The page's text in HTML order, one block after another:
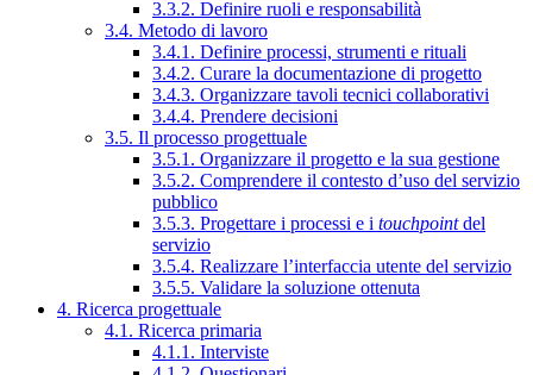
3.3.2. Definire ruoli e responsabilità
3.4. Metodo di lavoro
3.4.1. Definire processi, strumenti e rituali
3.4.2. Curare la documentazione di progetto
3.4.3. Organizzare tavoli tecnici collaborativi
3.4.4. Prendere decisioni
3.5. Il processo progettuale
3.5.1. Organizzare il progetto e la sua gestione
3.5.2. Comprendere il contesto d’uso del servizio
pubblico
3.5.3. Progettare i processi e i touchpointdel
servizio
3.5.4. Realizzare l’interfaccia utente del servizio
3.5.5. Validare la soluzione ottenuta
4. Ricerca progettuale
4.1. Ricerca primaria
4.1.1. Interviste